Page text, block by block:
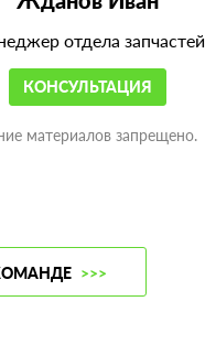
отдела запчастей
КОНСУЛЬТАЦИЯ
материалов запрещено.
>>>